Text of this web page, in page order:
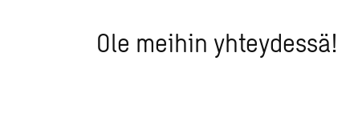
Ole meihin yhteydessä!